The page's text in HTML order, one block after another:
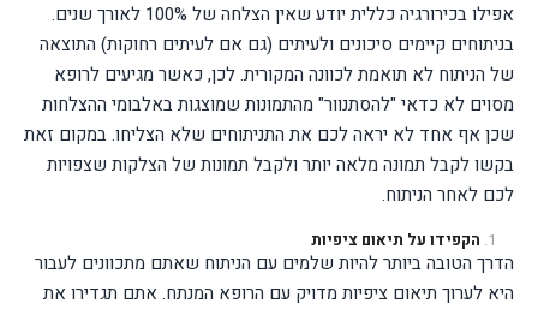
אפילו בכירורגיה כללית יודע שאין הצלחה של 100% לאורך שנים.
בניתוחים קיימים סיכונים ולעיתים (גם אם לעיתים רחוקות) התוצאה
של הניתוח לא תואמת לכוונה המקורית. לכן, כאשר מגיעים לרופא
מסוים לא כדאי "להסתנוור" מהתמונות שמוצגות באלבומי ההצלחות
שכן אף אחד לא יראה לכם את התניתוחים שלא הצליחו. במקום זאת
בקשו לקבל תמונה מלאה יותר ולקבל תמונות של הצלקות שצפויות
לכם לאחר הניתוח.
הקפידו על תיאום ציפיות
הדרך הטובה ביותר להיות שלמים עם הניתוח שאתם מתכוונים לעבור
היא לערוך תיאום ציפיות מדויק עם הרופא המנתח. אתם תגדירו את